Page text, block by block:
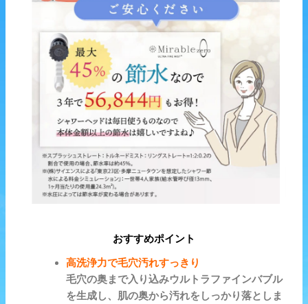
おすすめポイント
高洗浄力で毛穴汚れすっきり
毛穴の奥まで入り込みウルトラファインバブル
を生成し、肌の奥から汚れをしっかり落としま